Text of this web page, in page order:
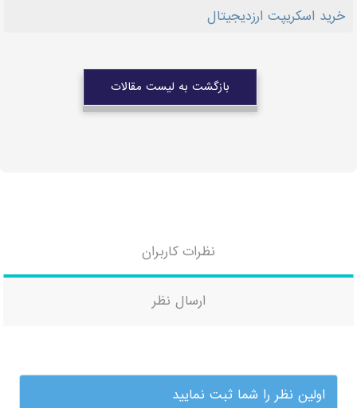
خرید اسکریپت ارزدیجیتال
بازگشت به لیست مقالات
نظرات کاربران
ارسال نظر
اولین نظر را شما ثبت نمایید